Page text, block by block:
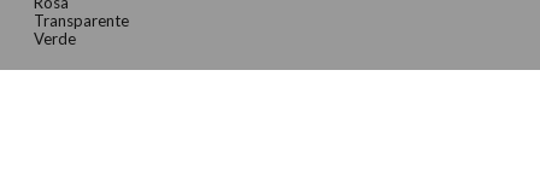
Transparente
Verde